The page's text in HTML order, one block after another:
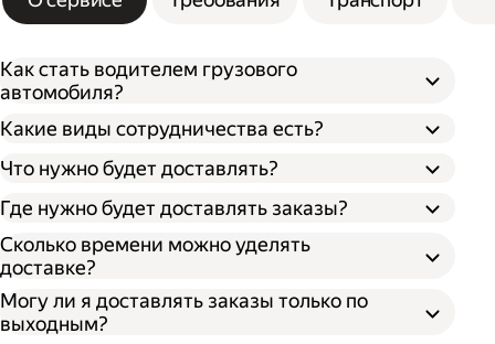
Как стать водителем грузового
автомобиля?
Какие виды сотрудничества есть?
Через парк;
Через парк как самозанятый;
Как самозанятый;
Что нужно будет доставлять?
Где нужно будет доставлять заказы?
Сколько времени можно уделять
доставке?
Могу ли я доставлять заказы только по
выходным?